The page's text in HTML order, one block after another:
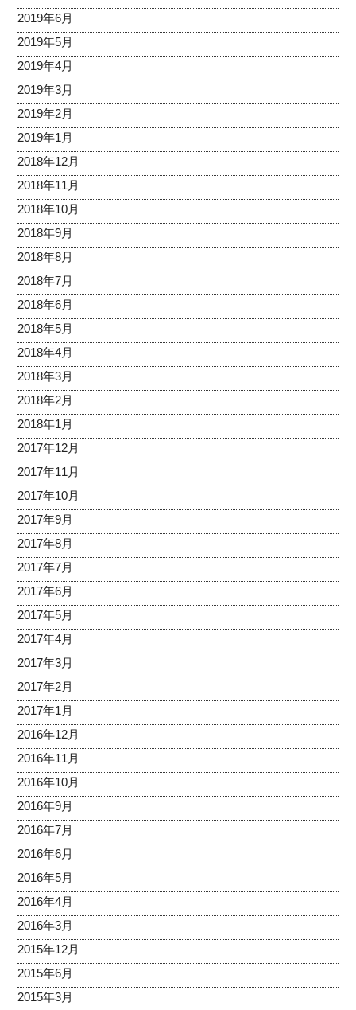
2019年6月
2019年5月
2019年4月
2019年3月
2019年2月
2019年1月
2018年12月
2018年11月
2018年10月
2018年9月
2018年8月
2018年7月
2018年6月
2018年5月
2018年4月
2018年3月
2018年2月
2018年1月
2017年12月
2017年11月
2017年10月
2017年9月
2017年8月
2017年7月
2017年6月
2017年5月
2017年4月
2017年3月
2017年2月
2017年1月
2016年12月
2016年11月
2016年10月
2016年9月
2016年7月
2016年6月
2016年5月
2016年4月
2016年3月
2015年12月
2015年6月
2015年3月